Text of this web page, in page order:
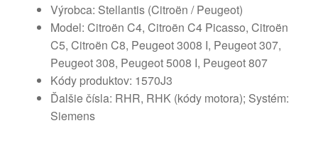
Výrobca: Stellantis (Citroën / Peugeot)
Model: Citroën C4, Citroën C4 Picasso, Citroën
C5, Citroën C8, Peugeot 3008 I, Peugeot 307,
Peugeot 308, Peugeot 5008 I, Peugeot 807
Kódy produktov: 1570J3
Ďalšie čísla: RHR, RHK (kódy motora); Systém:
Siemens